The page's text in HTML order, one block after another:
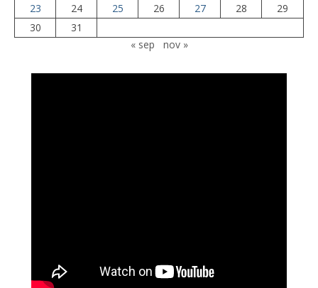
23
24 25 26 27 28
29
30
31
« sep
nov »